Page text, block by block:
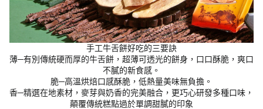
手工牛舌餅好吃的三要訣
薄─有別傳統硬而厚的牛舌餅，超薄可透光的餅身，口口酥脆，爽口
不膩的新食感。
脆─高溫烘焙口感酥脆，低熱量美味無負擔。
香─精選在地素材，麥芽與奶香的完美融合，更巧心研發多種口味，
顛覆傳統糕點過於單調甜膩的印象